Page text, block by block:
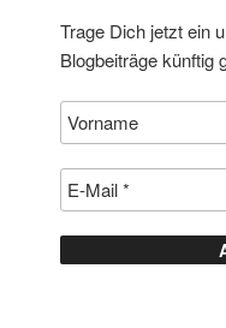
Trage Dich jetzt ein
Blogbeiträge künftig